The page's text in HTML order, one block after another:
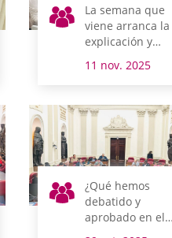
La semana que
viene arranca la
explicación y
Presupuesto para
Generales
11 nov. 2025
¿Qué hemos
debatido y
aprobado en el